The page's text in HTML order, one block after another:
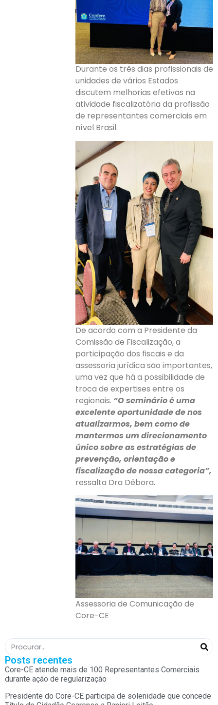
Durante os três dias profissionais de
unidades de vários Estados
discutem melhorias efetivas na
atividade fiscalizatória da profissão
de representantes comerciais em
nível Brasil.
De acordo com a Presidente da
Comissão de Fiscalização, a
participação dos fiscais e da
assessoria jurídica são importantes,
uma vez que há a possibilidade de
troca de expertises entre os
regionais. “O seminário é uma
excelente oportunidade de nos
atualizarmos, bem como de
mantermos um direcionamento
único sobre as estratégias de
prevenção, orientação e
fiscalização de nossa categoria”,
ressalta Dra Débora.
Assessoria de Comunicação de
Core-CE
Posts recentes
Core-CE atende mais de 100 Representantes Comerciais
durante ação de regularização
Presidente do Core-CE participa de solenidade que concede